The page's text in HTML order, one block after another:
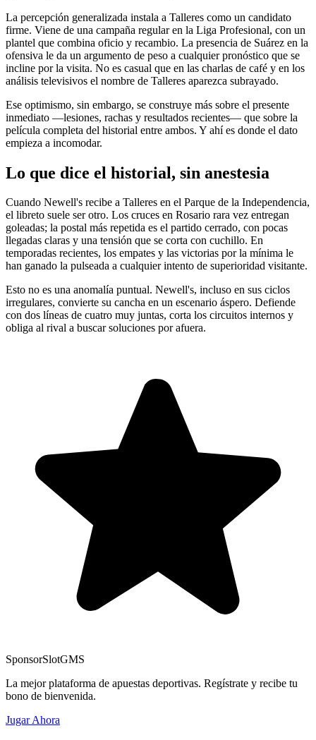
La percepción generalizada instala a Talleres como un candidato
firme. Viene de una campaña regular en la Liga Profesional, con un
plantel que combina oficio y recambio. La presencia de Suárez en la
ofensiva le da un argumento de peso a cualquier pronóstico que se
incline por la visita. No es casual que en las charlas de café y en los
análisis televisivos el nombre de Talleres aparezca subrayado.
Ese optimismo, sin embargo, se construye más sobre el presente
inmediato —lesiones, rachas y resultados recientes— que sobre la
película completa del historial entre ambos. Y ahí es donde el dato
empieza a incomodar.
Lo que dice el historial, sin anestesia
Cuando Newell's recibe a Talleres en el Parque de la Independencia,
el libreto suele ser otro. Los cruces en Rosario rara vez entregan
goleadas; la postal más repetida es el partido cerrado, con pocas
llegadas claras y una tensión que se corta con cuchillo. En
temporadas recientes, los empates y las victorias por la mínima le
han ganado la pulseada a cualquier intento de superioridad visitante.
Esto no es una anomalía puntual. Newell's, incluso en sus ciclos
irregulares, convierte su cancha en un escenario áspero. Defiende
con dos líneas de cuatro muy juntas, corta los circuitos internos y
obliga al rival a buscar soluciones por afuera.
SponsorSlotGMS
La mejor plataforma de apuestas deportivas. Regístrate y recibe tu
bono de bienvenida.
Jugar Ahora